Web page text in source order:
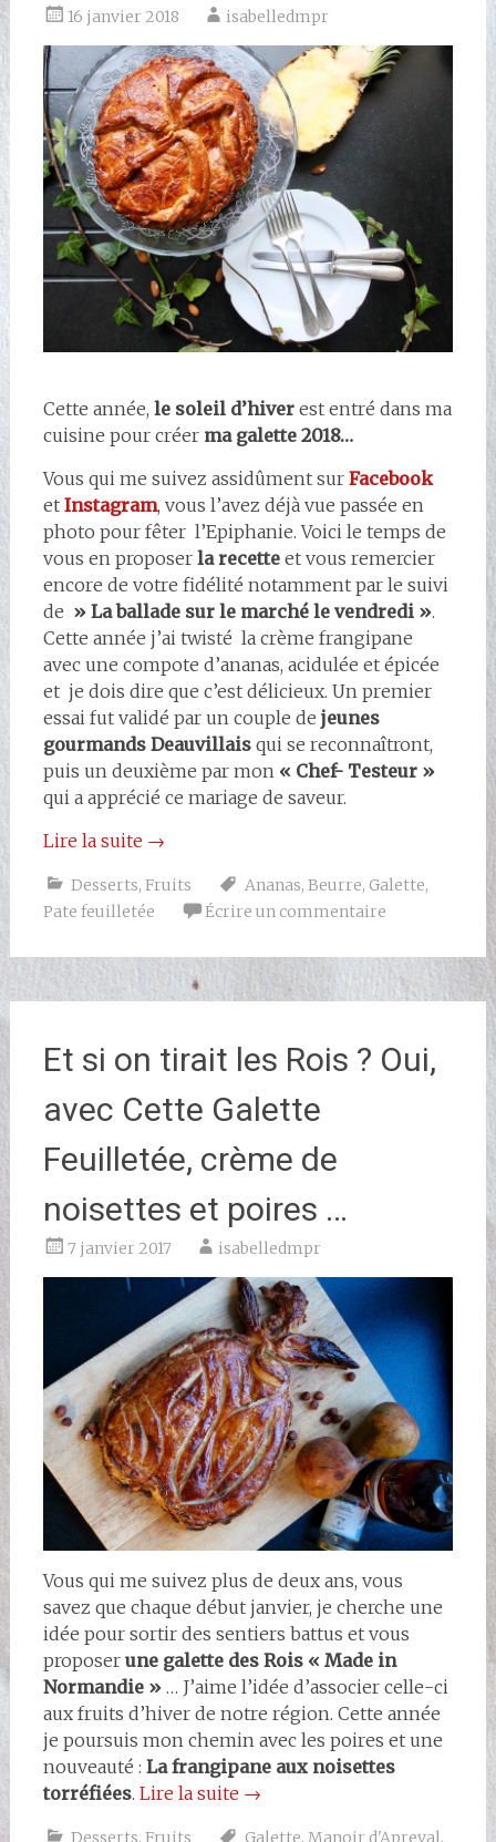
16 janvier 2018 isabelledmpr
Cette année, le soleil d’hiverest entré dans ma
cuisine pour créer ma galette 2018…
Vous qui me suivez assidûment sur Facebook
et Instagram, vous l’avez déjà vue passée en
photo pour fêter l’Epiphanie. Voici le temps de
vous en proposer la recette et vous remercier
encore de votre fidélité notamment par le suivi
de » La ballade sur le marché le vendredi ».
Cette année j’ai twisté la crème frangipane
avec une compote d’ananas, acidulée et épicée
et je dois dire que c’est délicieux. Un premier
essai fut validé par un couple de jeunes
gourmands Deauvillais qui se reconnaîtront,
puis un deuxième par mon « Chef- Testeur »
qui a apprécié ce mariage de saveur.
Lire la suite →
Desserts, Fruits Ananas, Beurre, Galette,
Pate feuilletée
Écrire un commentaire
Et si on tirait les Rois ? Oui,
avec Cette Galette
Feuilletée, crème de
noisettes et poires …
7 janvier 2017 isabelledmpr
Vous qui me suivez plus de deux ans, vous
savez que chaque début janvier, je cherche une
idée pour sortir des sentiers battus et vous
proposer une galette des Rois « Made in
Normandie »… J’aime l’idée d’associer celle-ci
aux fruits d’hiver de notre région. Cette année
je poursuis mon chemin avec les poires et une
nouveauté : La frangipane aux noisettes
torréfiées. Lire la suite →
Desserts, Fruits Galette, Manoir d'Apreval,